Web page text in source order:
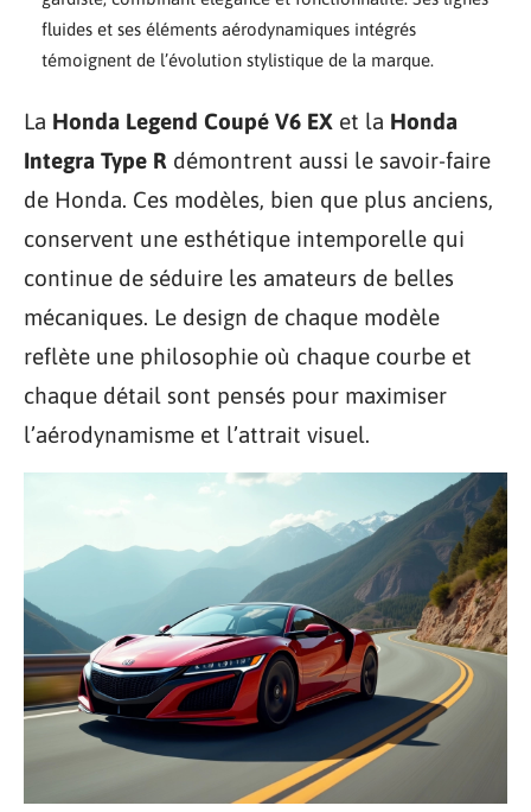
fluides et ses éléments aérodynamiques intégrés
témoignent de l’évolution stylistique de la marque.
La Honda Legend Coupé V6 EX et la Honda
Integra Type R démontrent aussi le savoir-faire
de Honda. Ces modèles, bien que plus anciens,
conservent une esthétique intemporelle qui
continue de séduire les amateurs de belles
mécaniques. Le design de chaque modèle
reflète une philosophie où chaque courbe et
chaque détail sont pensés pour maximiser
l’aérodynamisme et l’attrait visuel.